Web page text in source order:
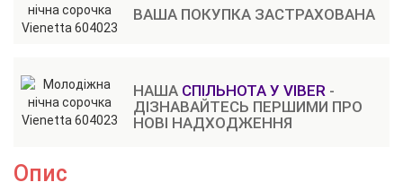
ВАША ПОКУПКА ЗАСТРАХОВАНА
НАША СПІЛЬНОТА У VIBER -
ДІЗНАВАЙТЕСЬ ПЕРШИМИ ПРО
НОВІ НАДХОДЖЕННЯ
Опис